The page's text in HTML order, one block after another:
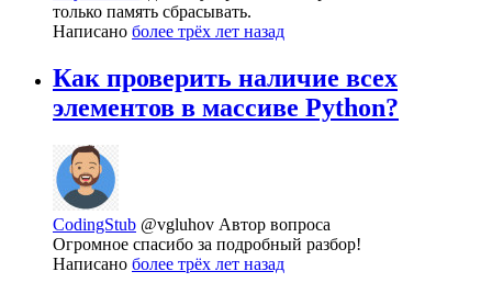
только память сбрасывать.
Написано более трёх лет назад
Как проверить наличие всех
элементов в массиве Python?
CodingStub @vgluhov Автор вопроса
Огромное спасибо за подробный разбор!
Написано более трёх лет назад